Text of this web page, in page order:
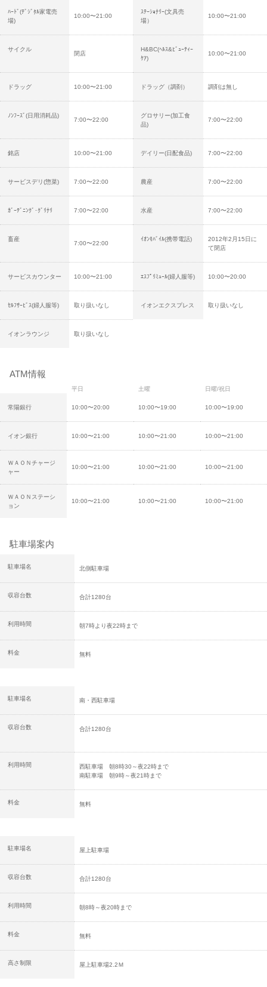
ﾊｰﾄﾞ(ﾃﾞｼﾞﾀﾙ家電売
場)
10:00〜21:00
ｽﾃｰｼｮﾅﾘｰ(文具売
場）
10:00〜21:00
サイクル
閉店
H&BC(ﾍﾙｽ&ﾋﾞｭｰﾃｨｰ
ｹｱ)
10:00〜21:00
ドラッグ 10:00〜21:00 ドラッグ（調剤） 調剤は無し
ﾉﾝﾌｰｽﾞ(日用消耗品)
7:00〜22:00
グロサリー(加工食
品)
7:00〜22:00
銘店 10:00〜21:00 デイリー(日配食品) 7:00〜22:00
サービスデリ(惣菜) 7:00〜22:00 農産 7:00〜22:00
ｶﾞｰﾃﾞﾆﾝｸﾞ･ｸﾞﾘﾅﾘ 7:00〜22:00 水産 7:00〜22:00
畜産
7:00〜22:00
ｲｵﾝﾓﾊﾞｲﾙ(携帯電話)
2012年2月15日に
て閉店
サービスカウンター 10:00〜21:00 ｴｽﾌﾟﾘﾐｭｰﾙ(婦人服等) 10:00〜20:00
ｾﾙﾌｻｰﾋﾞｽ(婦人服等) 取り扱いなし イオンエクスプレス 取り扱いなし
イオンラウンジ 取り扱いなし
ATM情報
平日 土曜 日曜/祝日
常陽銀行 10:00〜20:00 10:00〜19:00 10:00〜19:00
イオン銀行 10:00〜21:00 10:00〜21:00 10:00〜21:00
ＷＡＯＮチャージ
ャー
10:00〜21:00 10:00〜21:00 10:00〜21:00
ＷＡＯＮステーシ
ョン
10:00〜21:00 10:00〜21:00 10:00〜21:00
駐車場案内
駐車場名 北側駐車場
収容台数 合計1280台
利用時間 朝7時より夜22時まで
料金 無料
駐車場名 南・西駐車場
収容台数 合計1280台
利用時間
西駐車場 朝8時30～夜22時まで
南駐車場 朝9時～夜21時まで
料金 無料
駐車場名 屋上駐車場
収容台数 合計1280台
利用時間 朝8時～夜20時まで
料金 無料
高さ制限 屋上駐車場2.2Ｍ